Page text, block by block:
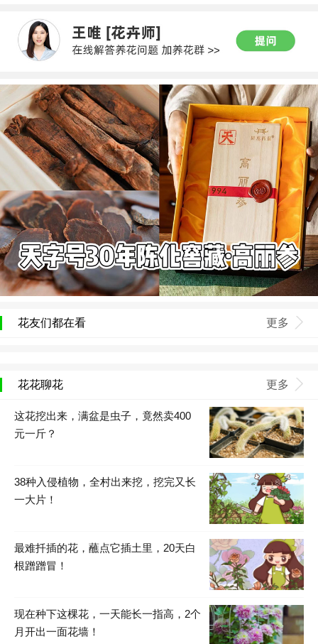
花友们都在看 更多
花花聊花 更多
这花挖出来，满盆是虫子，竟然卖400
元一斤？
38种入侵植物，全村出来挖，挖完又长
一大片！
最难扦插的花，蘸点它插土里，20天白
根蹭蹭冒！
现在种下这棵花，一天能长一指高，2个
月开出一面花墙！